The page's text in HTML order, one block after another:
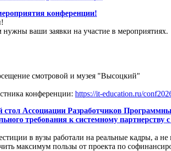
конференции!
ваши заявки на участие в мероприятиях.
смотровой и музея "Высоцкий"
конференции: https://it-education.ru/
стол Ассоциации Разработчиков
требования к системному партнерству с
в вузы работали на реальные кадры, а
максимум пользы от проекта по